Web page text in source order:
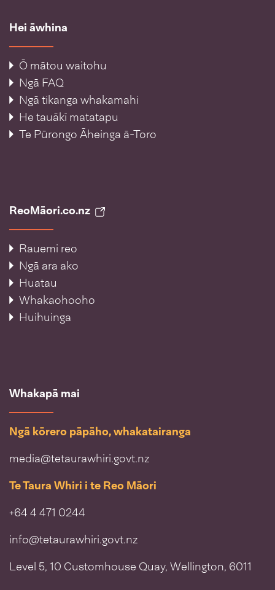
Hei āwhina
Ō mātou waitohu
Ngā FAQ
Ngā tikanga whakamahi
He tauākī matatapu
Te Pūrongo Āheinga ā-Toro
ReoMāori.co.nz
Rauemi reo
Ngā ara ako
Huatau
Whakaohooho
Huihuinga
Whakapā mai
Ngā kōrero pāpāho, whakatairanga
media@tetaurawhiri.govt.nz
Te Taura Whiri i te Reo Māori
+64 4 471 0244
info@tetaurawhiri.govt.nz
Level 5, 10 Customhouse Quay, Wellington, 6011